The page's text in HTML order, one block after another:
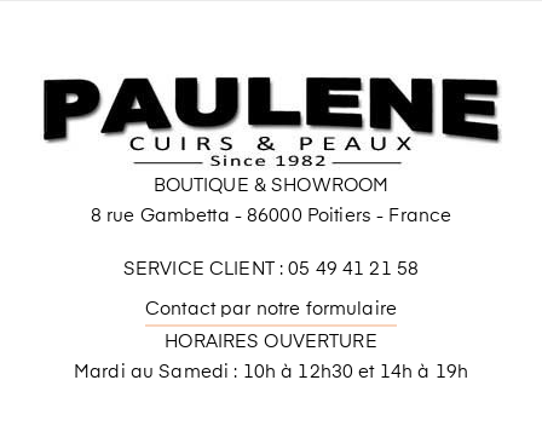
BOUTIQUE & SHOWROOM
8 rue Gambetta - 86000 Poitiers - France
SERVICE CLIENT : 05 49 41 21 58
Contact par notre formulaire
HORAIRES OUVERTURE
Mardi au Samedi : 10h à 12h30 et 14h à 19h